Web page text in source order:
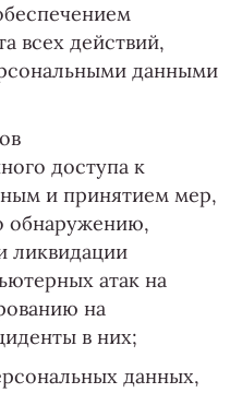
всех действий,
данными
доступа к
и принятием мер,
обнаружению,
ликвидации
атак на
на
в них;
данных,